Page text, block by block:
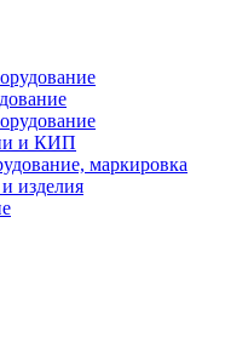
и КИП
маркировка
изделия